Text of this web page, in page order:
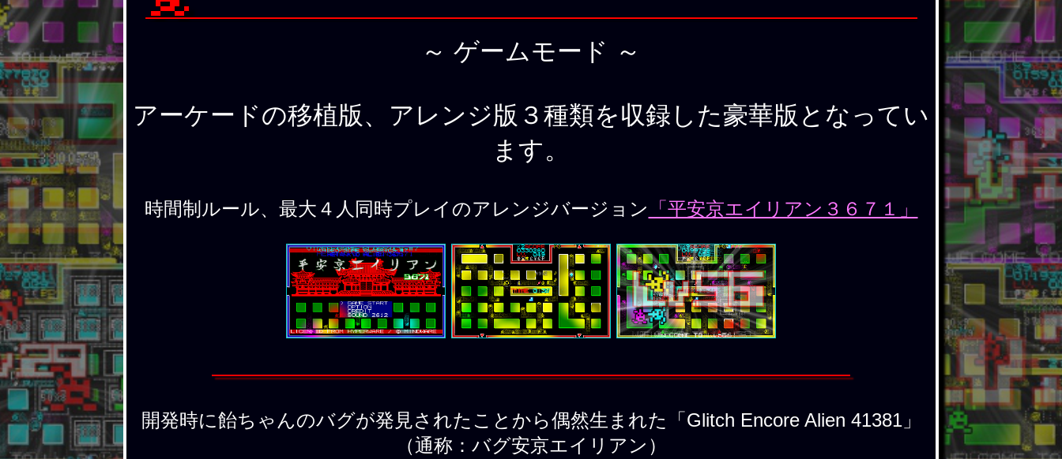
～ ゲームモード ～
アーケードの移植版、アレンジ版３種類を収録した豪華版となってい
ます。
時間制ルール、最大４人同時プレイのアレンジバージョン 「平安京エイリアン３６７１」
開発時に飴ちゃんのバグが発見されたことから偶然生まれた「Glitch Encore Alien 41381」
（通称：バグ安京エイリアン）